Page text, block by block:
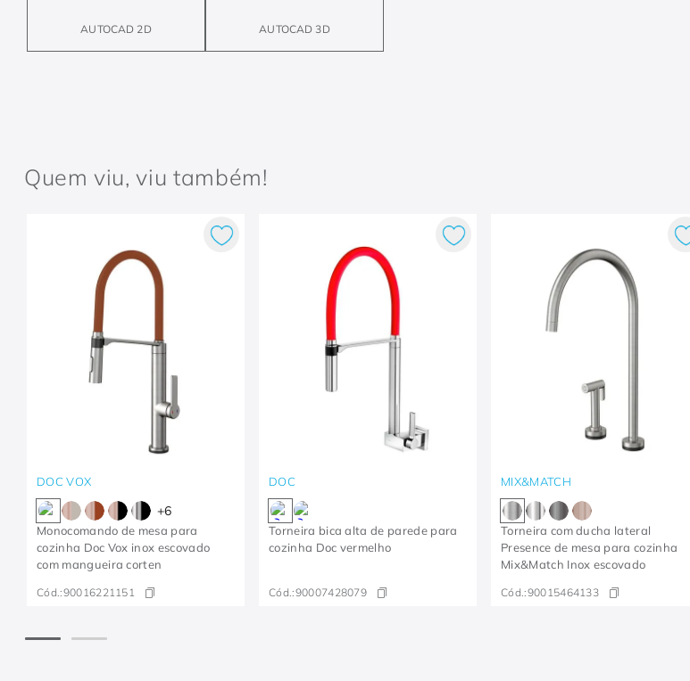
AUTOCAD 2D AUTOCAD 3D
Quem viu, viu também!
DOC VOX
+6
Monocomando de mesa para
cozinha Doc Vox inox escovado
com mangueira corten
Cód.:90016221151
DOC
Torneira bica alta de parede para
cozinha Doc vermelho
Cód.:90007428079
MIX&MATCH
Torneira com ducha lateral
Presence de mesa para cozinha
Mix&Match Inox escovado
Cód.:90015464133